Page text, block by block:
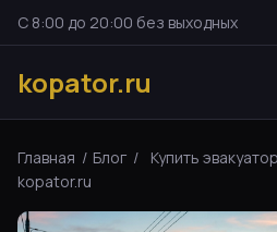
С 8:00 до 20:00 без выходных
kopator.ru
Главная / Блог /
Купить
kopator.ru